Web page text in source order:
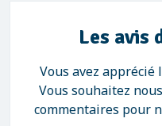
Les avis
Vous avez apprécié
Vous souhaitez
commentaires pour